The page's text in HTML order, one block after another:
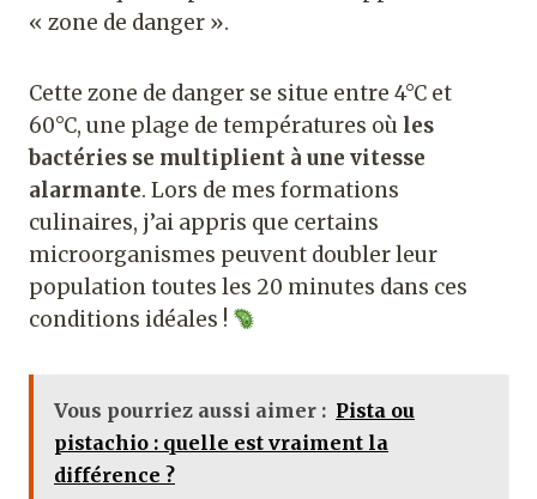
« zone de danger ».
Cette zone de danger se situe entre 4°C et
60°C, une plage de températures où les
bactéries se multiplient à une vitesse
alarmante. Lors de mes formations
culinaires, j’ai appris que certains
microorganismes peuvent doubler leur
population toutes les 20 minutes dans ces
conditions idéales !
Vous pourriez aussi aimer : Pista ou
pistachio : quelle est vraiment la
différence ?